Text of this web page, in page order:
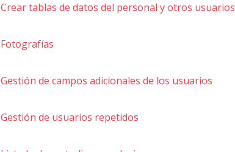
Crear tablas de datos del personal y otros usuarios
Fotografías
Gestión de campos adicionales de los usuarios
Gestión de usuarios repetidos